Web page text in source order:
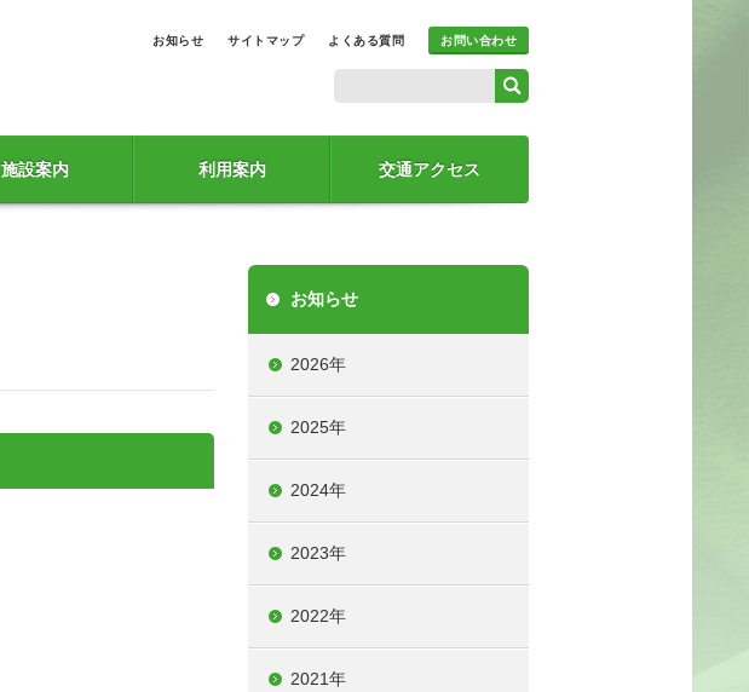
お知らせ サイトマップ よくある質問 お問い合わせ
施設案内 利用案内 交通アクセス
お知らせ
2026年
2025年
2024年
2023年
2022年
2021年